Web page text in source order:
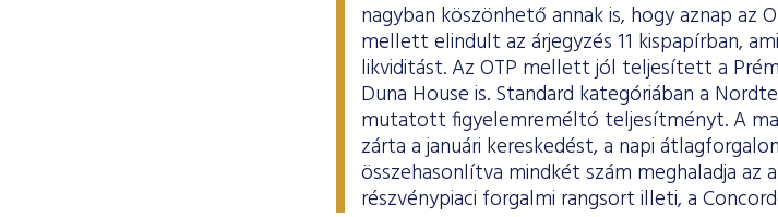
nagyban köszönhető annak is, hogy aznap az
mellett elindult az árjegyzés 11 kispapírban,
likviditást. Az OTP mellett jól teljesített a
Duna House is. Standard kategóriában a
mutatott figyelemreméltó teljesítményt. A
zárta a januári kereskedést, a napi
összehasonlítva mindkét szám meghaladja az
részvénypiaci forgalmi rangsort illeti, a